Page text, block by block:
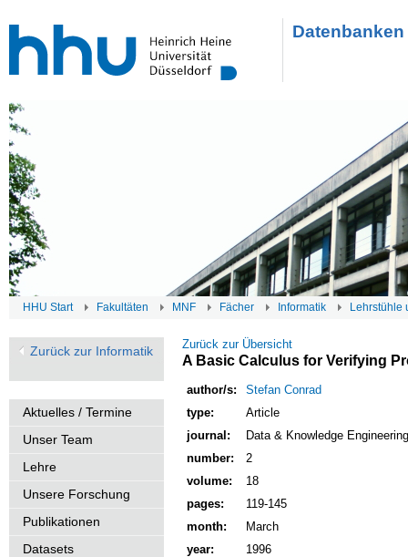
HHU Start Fakultäten MNF Fächer Informatik Lehrstühle
Zurück zur Informatik
Aktuelles / Termine
Unser Team
Lehre
Unsere Forschung
Publikationen
Datasets
Zurück zur Übersicht
A Basic Calculus for Verifying
author/s:
Stefan Conrad
type:
Article
journal:
Data & Knowledge Engineering
number:
2
volume:
18
pages:
119-145
month:
March
year:
1996